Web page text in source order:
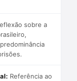
sobre a
Referência ao